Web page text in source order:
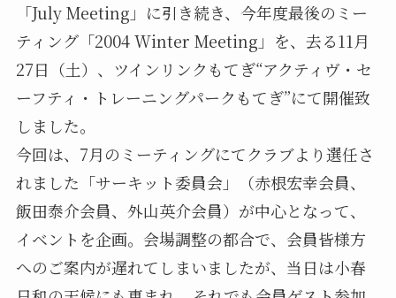
「July Meeting」に引き続き、今年度最後のミー
ティング「2004 Winter Meeting」を、去る11月
27日（土）、ツインリンクもてぎ“アクティヴ・セ
ーフティ・トレーニングパークもてぎ”にて開催致
しました。
今回は、7月のミーティングにてクラブより選任さ
れました「サーキット委員会」（赤根宏幸会員、
飯田泰介会員、外山英介会員）が中心となって、
イベントを企画。会場調整の都合で、会員皆様方
へのご案内が遅れてしまいましたが、当日は小春